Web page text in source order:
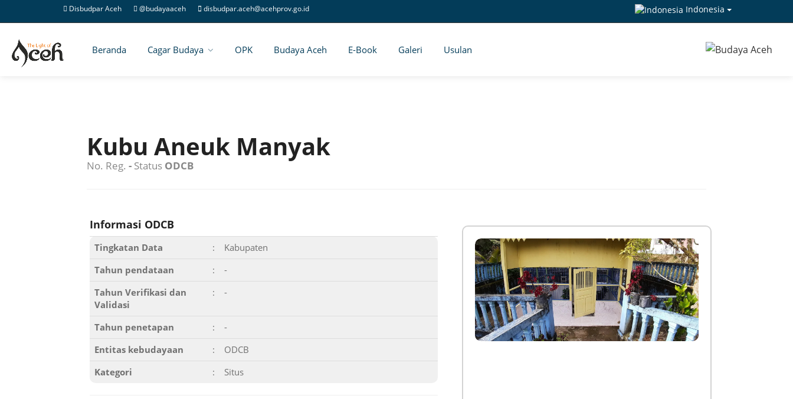
Disbudpar Aceh @budayaaceh disbudpar.aceh@acehprov.go.id Indonesia
Beranda Cagar Budaya OPK Budaya Aceh E-Book Galeri Usulan
Kubu Aneuk Manyak
No. Reg. - Status ODCB
Informasi ODCB
Tingkatan Data :
Kabupaten
Tahun pendataan
:
-
Tahun Verifikasi dan
Validasi
: -
Tahun penetapan :
-
Entitas kebudayaan
:
ODCB
Kategori
: Situs